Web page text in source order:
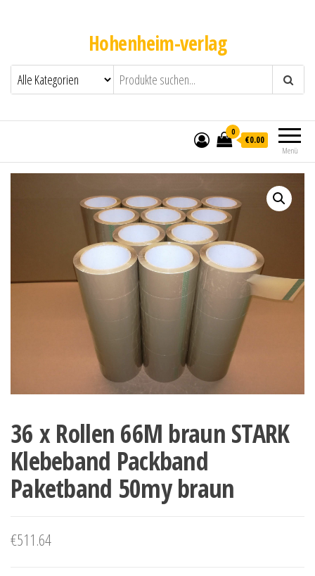
Hohenheim-verlag
Menü
0
€0.00
36 x Rollen 66M braun STARK
Klebeband Packband
Paketband 50my braun
€511.64